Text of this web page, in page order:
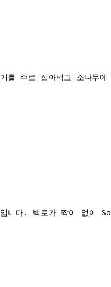
를 주로 잡아먹고 소나무
니다. 백로가 짝이 없이